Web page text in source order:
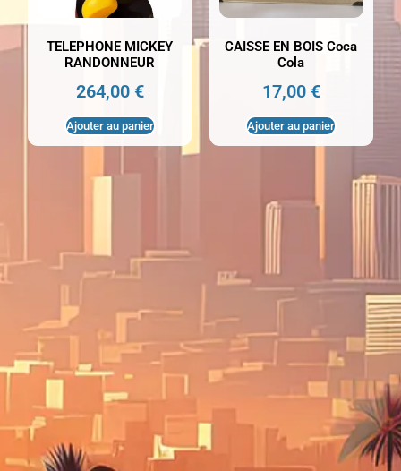
TELEPHONE MICKEY
RANDONNEUR
264,00 €
Ajouter au panier
CAISSE EN BOIS Coca
Cola
17,00 €
Ajouter au panier